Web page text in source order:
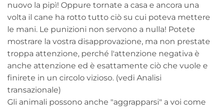
nuovo la pipì! Oppure tornate a casa e ancora una
volta il cane ha rotto tutto ciò su cui poteva mettere
le mani. Le punizioni non servono a nulla! Potete
mostrare la vostra disapprovazione, ma non prestate
troppa attenzione, perché l'attenzione negativa è
anche attenzione ed è esattamente ciò che vuole e
finirete in un circolo vizioso. (vedi Analisi
transazionale)
Gli animali possono anche "aggrapparsi" a voi come